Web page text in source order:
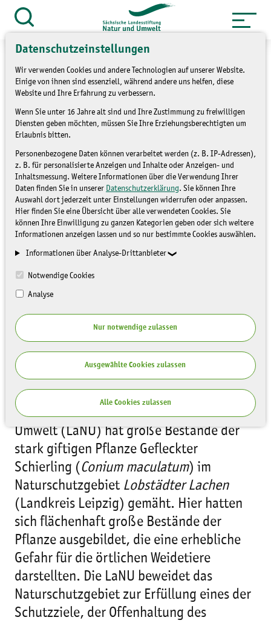
Datenschutzeinstellungen
Wir verwenden Cookies und andere Technologien auf unserer Website.
Einige von ihnen sind essenziell, während andere uns helfen, diese
Website und Ihre Erfahrung zu verbessern.
Wenn Sie unter 16 Jahre alt sind und Ihre Zustimmung zu freiwilligen
Diensten geben möchten, müssen Sie Ihre Erziehungsberechtigten um
Erlaubnis bitten.
Personenbezogene Daten können verarbeitet werden (z. B. IP-Adressen),
z. B. für personalisierte Anzeigen und Inhalte oder Anzeigen- und
Inhaltsmessung. Weitere Informationen über die Verwendung Ihrer
Daten finden Sie in unserer Datenschutzerklärung. Sie können Ihre
Auswahl dort jederzeit unter Einstellungen widerrufen oder anpassen.
Hier finden Sie eine Übersicht über alle verwendeten Cookies. Sie
können Ihre Einwilligung zu ganzen Kategorien geben oder sich weitere
Informationen anzeigen lassen und so nur bestimmte Cookies auswählen.
Informationen über Analyse-Drittanbieter
Notwendige Cookies
Analyse
Nur notwendige zulassen
Ausgewählte Cookies zulassen
Alle Cookies zulassen
Zum
Inhalt
springen
Suche
Service » Presse und Medien
» Pressemitteilungen
Gefleckter Schierling - eine
Gefahr für unsere
Weidetiere
Die Sächsische Landesstiftung Natur und
Umwelt (LaNU) hat große Bestände der
stark giftigen Pflanze Gefleckter
Schierling (Conium maculatum) im
NaturschutzgebietLobstädter Lachen
(Landkreis Leipzig) gemäht. Hier hatten
sich flächenhaft große Bestände der
Pflanze ausgebildet, die eine erhebliche
Gefahr für die örtlichen Weidetiere
darstellten. Die LaNU beweidet das
Naturschutzgebiet zur Erfüllung eines der
Schutzziele, der Offenhaltung des